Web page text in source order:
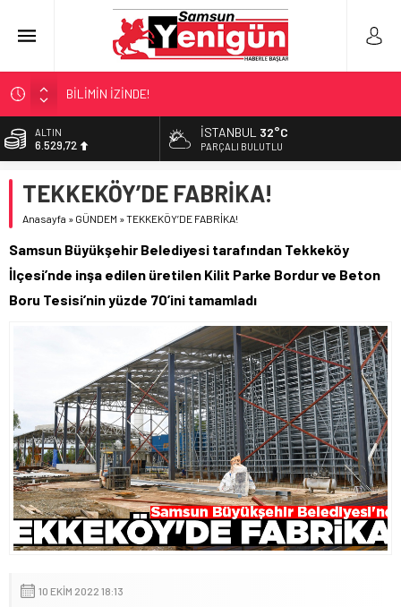
BİLİMİN İZİNDE!
TIR’A ‘ZEHİR’ BASKINI!
FECİ SON!
SAMSUN YANACAK!
ALTIN
6.529,72
13.703,13
DOLAR
55,1152
İSTANBUL 32°C
PARÇALI BULUTLU
TEKKEKÖY’DE FABRİKA!
Anasayfa » GÜNDEM »TEKKEKÖY’DE FABRİKA!
Samsun Büyükşehir Belediyesi tarafından Tekkeköy
İlçesi’nde inşa edilen üretilen Kilit Parke Bordur ve Beton
Boru Tesisi’nin yüzde 70’ini tamamladı
10 EKIM 2022 18:13